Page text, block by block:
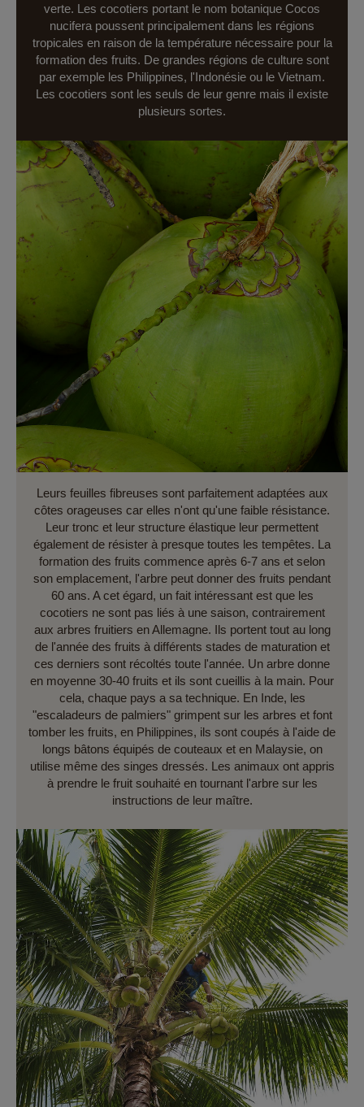
verte. Les cocotiers portant le nom botanique Cocos
nucifera poussent principalement dans les régions
tropicales en raison de la température nécessaire pour la
formation des fruits. De grandes régions de culture sont
par exemple les Philippines, l'Indonésie ou le Vietnam.
Les cocotiers sont les seuls de leur genre mais il existe
plusieurs sortes.
Leurs feuilles fibreuses sont parfaitement adaptées aux
côtes orageuses car elles n'ont qu'une faible résistance.
Leur tronc et leur structure élastique leur permettent
également de résister à presque toutes les tempêtes. La
formation des fruits commence après 6-7 ans et selon
son emplacement, l'arbre peut donner des fruits pendant
60 ans. A cet égard, un fait intéressant est que les
cocotiers ne sont pas liés à une saison, contrairement
aux arbres fruitiers en Allemagne. Ils portent tout au long
de l'année des fruits à différents stades de maturation et
ces derniers sont récoltés toute l'année. Un arbre donne
en moyenne 30-40 fruits et ils sont cueillis à la main. Pour
cela, chaque pays a sa technique. En Inde, les
"escaladeurs de palmiers" grimpent sur les arbres et font
tomber les fruits, en Philippines, ils sont coupés à l'aide de
longs bâtons équipés de couteaux et en Malaysie, on
utilise même des singes dressés. Les animaux ont appris
à prendre le fruit souhaité en tournant l'arbre sur les
instructions de leur maître.